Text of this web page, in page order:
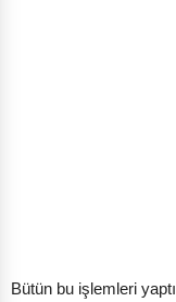
Bütün bu işlemleri